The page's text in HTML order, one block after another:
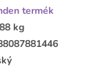
termék
kg